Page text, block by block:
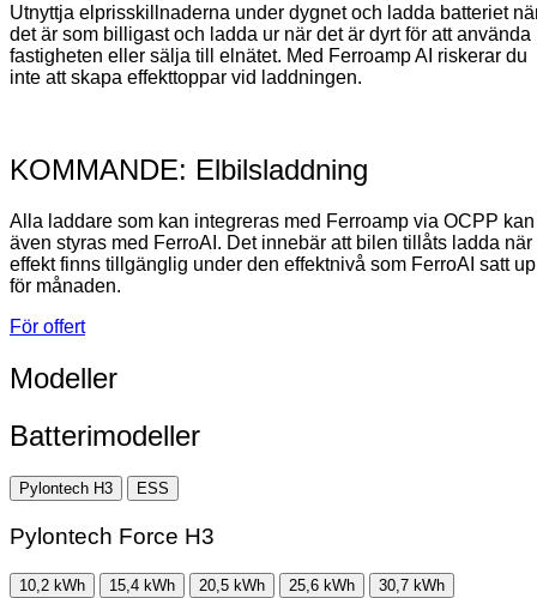
Utnyttja elprisskillnaderna under dygnet och ladda batteriet
det är som billigast och ladda ur när det är dyrt för att använda
fastigheten eller sälja till elnätet. Med Ferroamp AI riskerar du
inte att skapa effekttoppar vid laddningen.
KOMMANDE: Elbilsladdning
Alla laddare som kan integreras med Ferroamp via OCPP kan
även styras med FerroAI. Det innebär att bilen tillåts ladda när
effekt finns tillgänglig under den effektnivå som FerroAI satt
för månaden.
För offert
Modeller
Batterimodeller
Pylontech H3 ESS
Pylontech Force H3
10,2 kWh 15,4 kWh 20,5 kWh 25,6 kWh 30,7 kWh